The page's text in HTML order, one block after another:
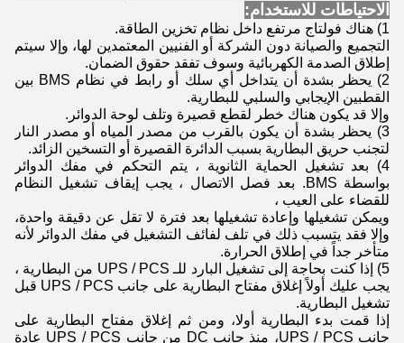
الاحتياطات للاستخدام:
1) هناك فولتاج مرتفع داخل نظام تخزين الطاقة.
التجميع والصيانة دون الشركة أو الفنيين المعتمدين لها، وإلا سيتم
إطلاق الصدمة الكهربائية وسوف تفقد حقوق الضمان.
2) يحظر بشدة أن يتداخل أي سلك أو رابط في نظام BMS بين
القطبين الإيجابي والسلبي للبطارية.
وإلا قد يكون هناك خطر لقطع قصيرة وتلف لوحة الدوائر.
3) يحظر بشدة أن يكون بالقرب من مصدر المياه أو مصدر النار
لتجنب حريق البطارية بسبب الدائرة القصيرة أو التسخين الزائد.
4) بعد تشغيل الحماية الثانوية ، يتم التحكم في مفك الدوائر
بواسطة BMS. بعد فصل الاتصال ، يجب إيقاف تشغيل النظام
للقضاء على العيب ،
ويمكن تشغيلها وإعادة تشغيلها بعد فترة لا تقل عن دقيقة واحدة،
وإلا فقد يتسبب ذلك في تلف لفائف التشغيل في مفك الدوائر لأنه
متأخر جداً في إطلاق الحرارة.
5) إذا كنت بحاجة إلى تشغيل البارد للـ UPS / PCS من البطارية ،
يجب عليك أولاً إغلاق مفتاح البطارية على جانب UPS / PCS قبل
تشغيل البطارية.
إذا قمت بدء البطارية أولا، ومن ثم إغلاق مفتاح البطارية على
جانب UPS / PCS، منذ جانب DC من جانب UPS / PCS عادة